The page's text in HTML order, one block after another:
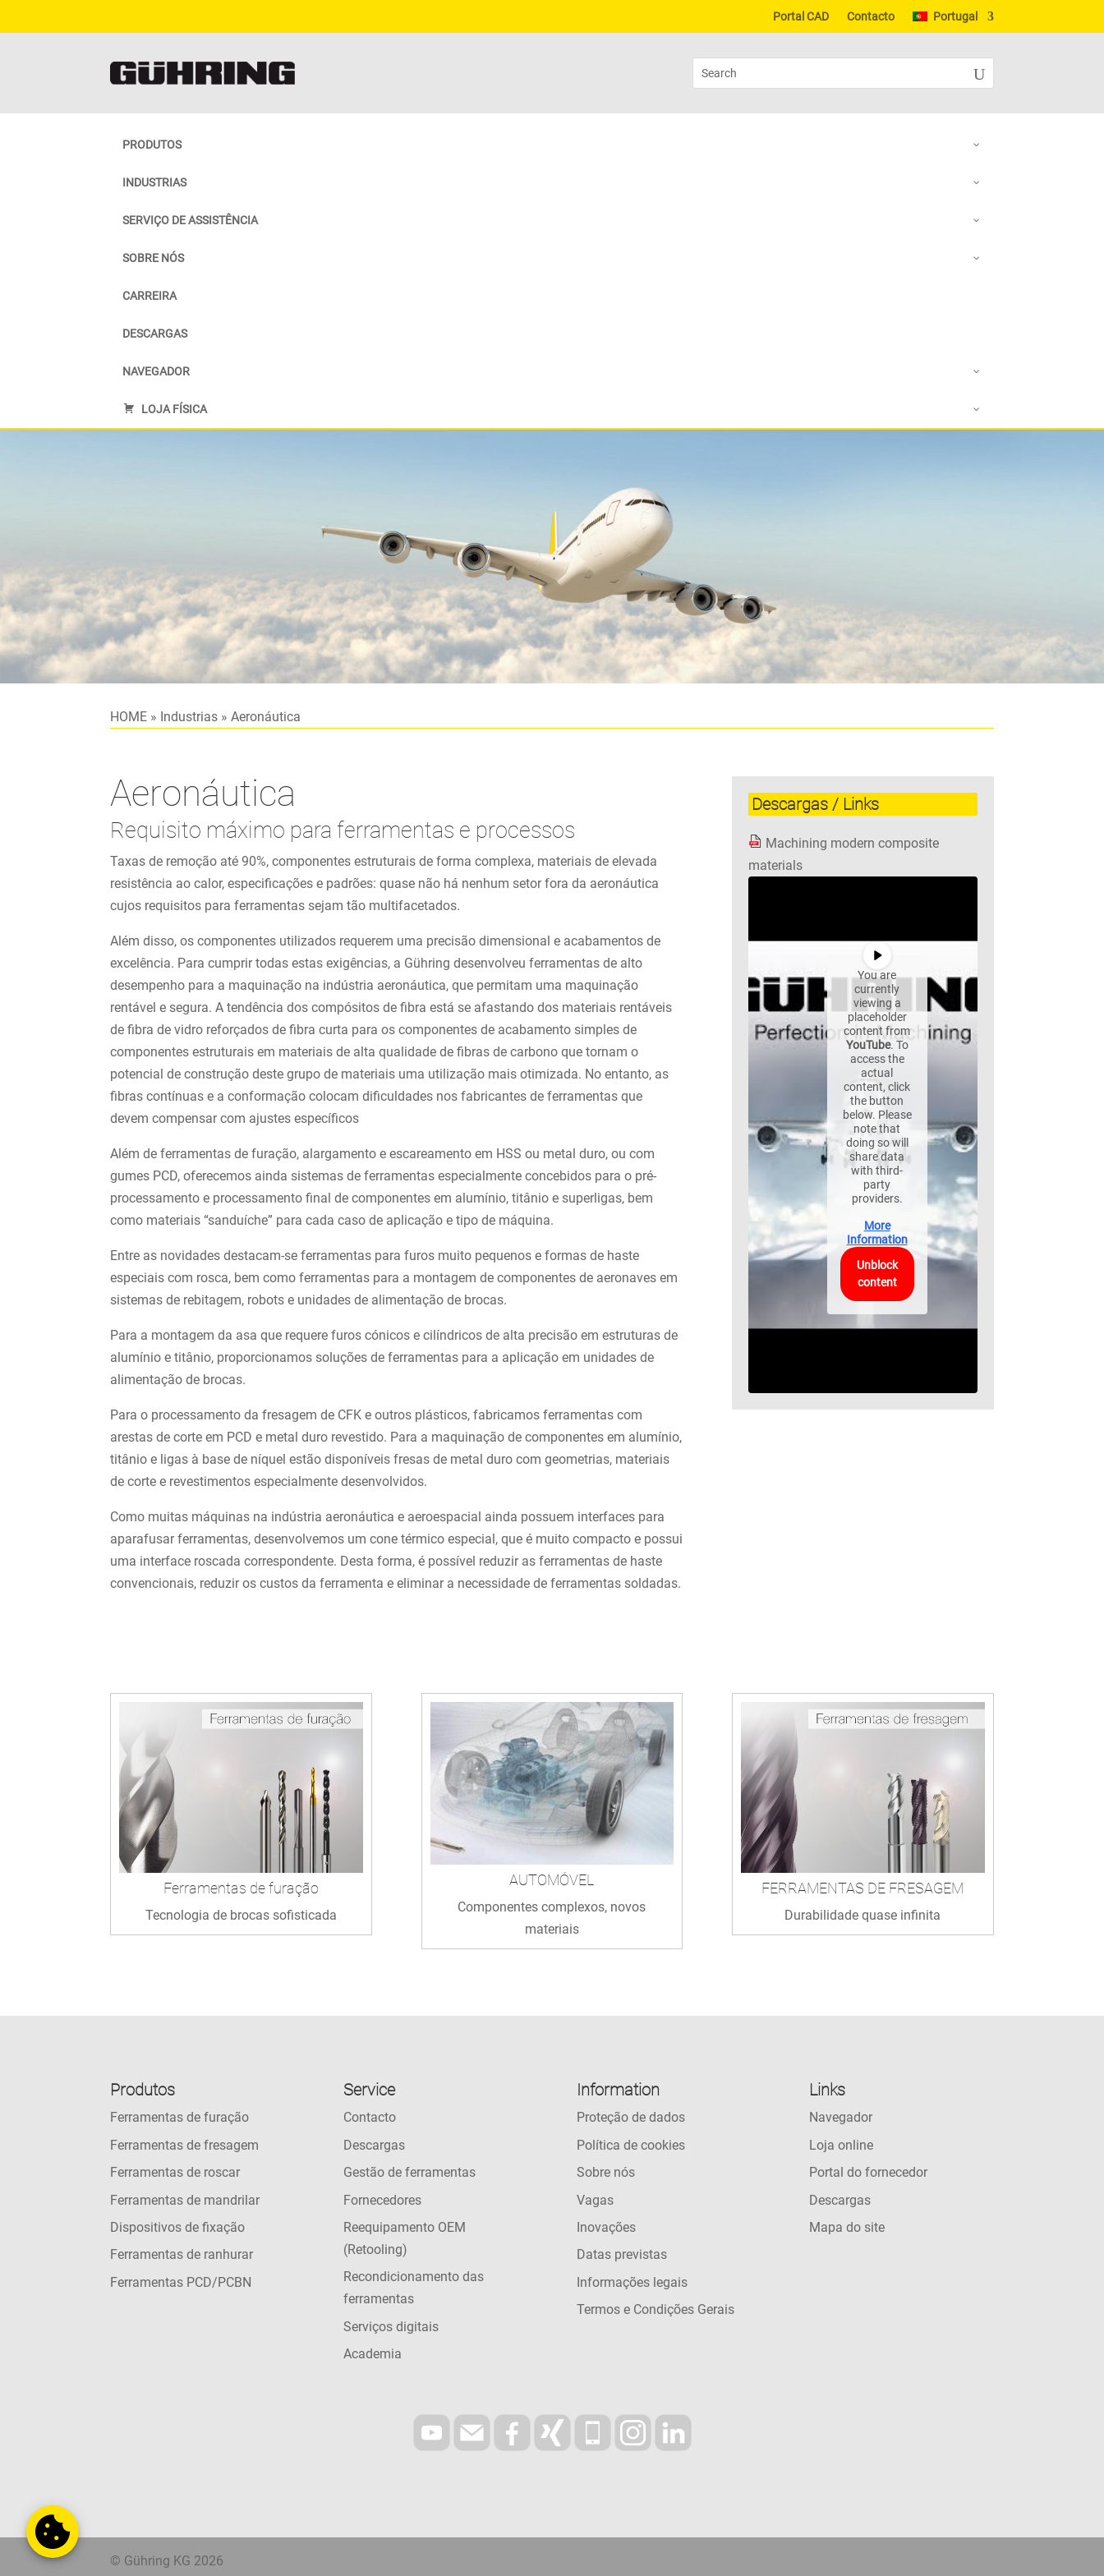
Portal CAD Contacto Portugal
PRODUTOS
INDUSTRIAS
SERVIÇO DE ASSISTÊNCIA
SOBRE NÓS
CARREIRA
DESCARGAS
NAVEGADOR
LOJA FÍSICA
HOME » Industrias »Aeronáutica
Aeronáutica
Requisito máximo para ferramentas e processos
Taxas de remoção até 90%, componentes estruturais de forma complexa, materiais de elevada
resistência ao calor, especificações e padrões: quase não há nenhum setor fora da aeronáutica
cujos requisitos para ferramentas sejam tão multifacetados.
Além disso, os componentes utilizados requerem uma precisão dimensional e acabamentos de
excelência. Para cumprir todas estas exigências, a Gühring desenvolveu ferramentas de alto
desempenho para a maquinação na indústria aeronáutica, que permitam uma maquinação
rentável e segura. A tendência dos compósitos de fibra está se afastando dos materiais rentáveis
de fibra de vidro reforçados de fibra curta para os componentes de acabamento simples de
componentes estruturais em materiais de alta qualidade de fibras de carbono que tornam o
potencial de construção deste grupo de materiais uma utilização mais otimizada. No entanto, as
fibras contínuas e a conformação colocam dificuldades nos fabricantes de ferramentas que
devem compensar com ajustes específicos
Além de ferramentas de furação, alargamento e escareamento em HSS ou metal duro, ou com
gumes PCD, oferecemos ainda sistemas de ferramentas especialmente concebidos para o pré-
processamento e processamento final de componentes em alumínio, titânio e superligas, bem
como materiais “sanduíche” para cada caso de aplicação e tipo de máquina.
Entre as novidades destacam-se ferramentas para furos muito pequenos e formas de haste
especiais com rosca, bem como ferramentas para a montagem de componentes de aeronaves em
sistemas de rebitagem, robots e unidades de alimentação de brocas.
Para a montagem da asa que requere furos cónicos e cilíndricos de alta precisão em estruturas de
alumínio e titânio, proporcionamos soluções de ferramentas para a aplicação em unidades de
alimentação de brocas.
Para o processamento da fresagem de CFK e outros plásticos, fabricamos ferramentas com
arestas de corte em PCD e metal duro revestido. Para a maquinação de componentes em alumínio,
titânio e ligas à base de níquel estão disponíveis fresas de metal duro com geometrias, materiais
de corte e revestimentos especialmente desenvolvidos.
Como muitas máquinas na indústria aeronáutica e aeroespacial ainda possuem interfaces para
aparafusar ferramentas, desenvolvemos um cone térmico especial, que é muito compacto e possui
uma interface roscada correspondente. Desta forma, é possível reduzir as ferramentas de haste
convencionais, reduzir os custos da ferramenta e eliminar a necessidade de ferramentas soldadas.
Descargas / Links
Machining modern composite
materials
You are
currently
viewing a
placeholder
content from
YouTube. To
access the
actual
content, click
the button
below. Please
note that
doing so will
share data
with third-
party
providers.
More
Information
Unblock
content
Ferramentas de furação
Tecnologia de brocas sofisticada
AUTOMÓVEL
Componentes complexos, novos
materiais
FERRAMENTAS DE FRESAGEM
Durabilidade quase infinita
Produtos
Ferramentas de furação
Ferramentas de fresagem
Ferramentas de roscar
Ferramentas de mandrilar
Dispositivos de fixação
Ferramentas de ranhurar
Ferramentas PCD/PCBN
Service
Contacto
Descargas
Gestão de ferramentas
Fornecedores
Reequipamento OEM
(Retooling)
Recondicionamento das
ferramentas
Serviços digitais
Academia
Information
Proteção de dados
Política de cookies
Sobre nós
Vagas
Inovações
Datas previstas
Informações legais
Termos e Condições Gerais
Links
Navegador
Loja online
Portal do fornecedor
Descargas
Mapa do site
© Gühring KG 2026